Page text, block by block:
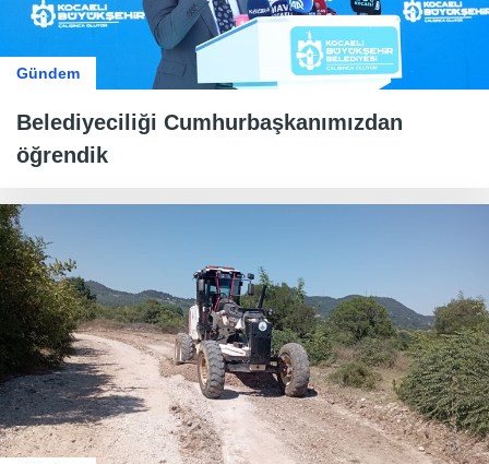
Gündem
Belediyeciliği Cumhurbaşkanımızdan
öğrendik